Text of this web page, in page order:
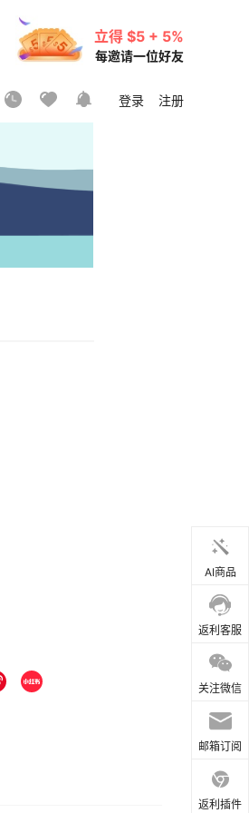
立得 $5 + 5%
每邀请一位好友
登录 注册
AI商品
返利客服
关注微信
邮箱订阅
返利插件